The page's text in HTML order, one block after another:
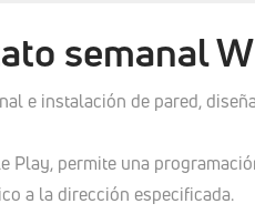
semanal
e instalación de pared,
Play, permite una
a la dirección especificada.